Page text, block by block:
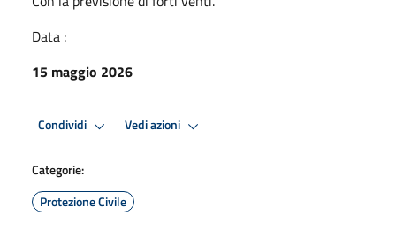
Data :
15 maggio 2026
Condividi Vedi azioni
Categorie:
Protezione Civile